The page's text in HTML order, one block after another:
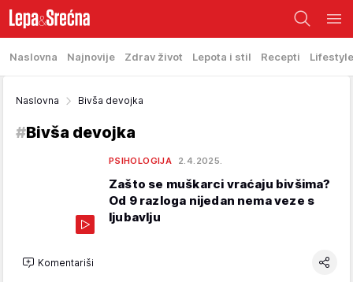
Naslovna Najnovije Zdrav život Lepota i stil Recepti Lifestyle
Naslovna Bivša devojka
#Bivša devojka
PSIHOLOGIJA 2.4.2025.
Zašto se muškarci vraćaju bivšima?
Od 9 razloga nijedan nema veze s
ljubavlju
Komentariši